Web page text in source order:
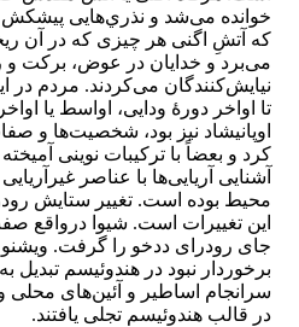
خوانده می‌شد و نذري‌هايی
كه آتشِ اگنی هر چيزی كه در آن
می‌برد و خدايان در عوض، بركت
نيايش‌كنندگان می‌كردند. مردم در
تا اواخر دورۀ ودايی، اواسط يا
اوپانيشاد نيز بود، شخصيت‌ها و
كرد و بعضاً با تركيبات نوينی آميخته
آشنايی آريايی‌ها با عناصر
محيط بوده است. تغيير ستايش
اين تغييرات است. شيوا درواقع
جای رودرای ددخو را گرفت. ويشنو
برخوردار نبود در هندوئيسم
سرانجام اساطير و آئين‌های محلی
در قالب هندوئيسم تجلی يافتند.